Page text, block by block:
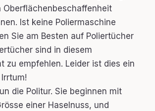
Oberflächenbeschaffenheit
Ist keine Poliermaschine
Sie am Besten auf Poliertücher
sind in diesem
zu empfehlen. Leider ist dies ein
die Politur. Sie beginnen mit
einer Haselnuss, und